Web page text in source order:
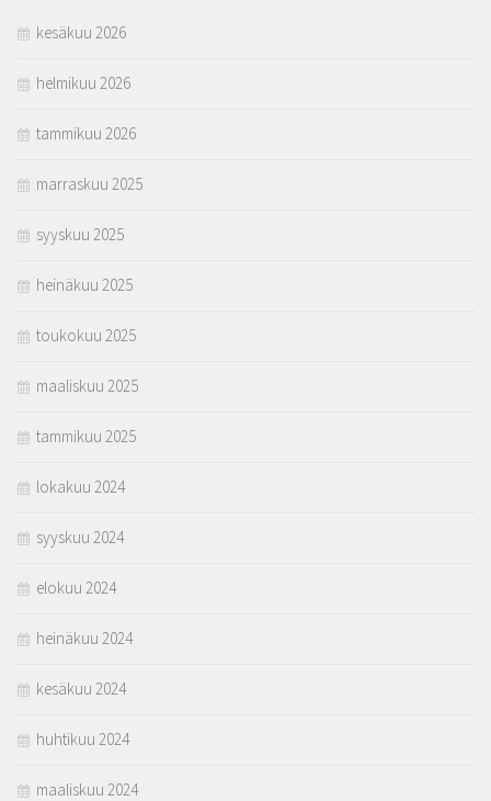
kesäkuu 2026
helmikuu 2026
tammikuu 2026
marraskuu 2025
syyskuu 2025
heinäkuu 2025
toukokuu 2025
maaliskuu 2025
tammikuu 2025
lokakuu 2024
syyskuu 2024
elokuu 2024
heinäkuu 2024
kesäkuu 2024
huhtikuu 2024
maaliskuu 2024